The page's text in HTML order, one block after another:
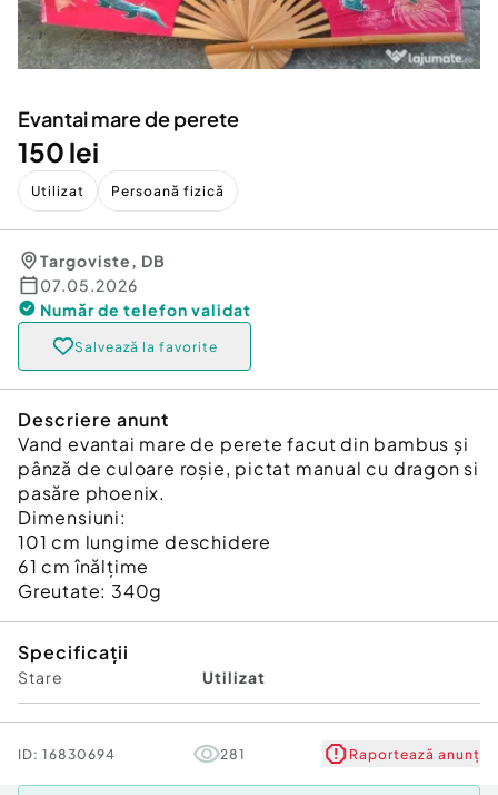
Servicii
Animale de companie
Inchiriere Bunuri si Vehicule
Utilaje agricole si industriale
Piese auto si accesorii
Evantai mare de perete
150 lei
Utilizat Persoană fizică
Targoviste, DB
07.05.2026
Număr de telefon validat
Salvează la favorite
Descriere anunt
Vand evantai mare de perete facut din bambus și
pânză de culoare roșie, pictat manual cu dragon si
pasăre phoenix.
Dimensiuni:
101 cm lungime deschidere
61 cm înălțime
Greutate: 340g
Specificații
Stare Utilizat
ID: 16830694 281 Raportează anunț